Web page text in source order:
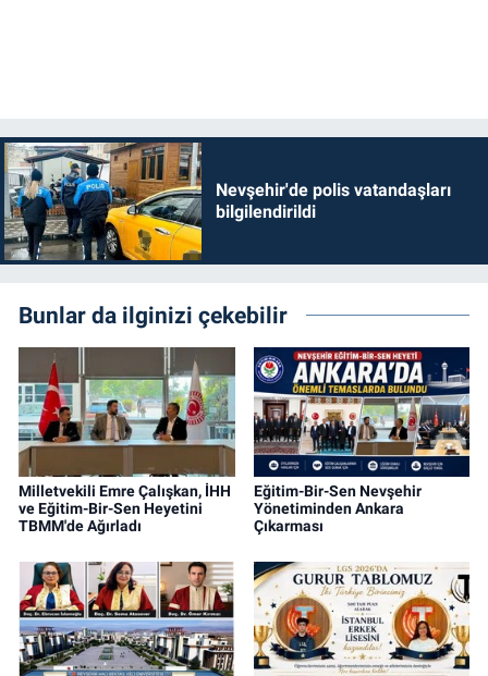
Nevşehir'de polis vatandaşları
bilgilendirildi
Bunlar da ilginizi çekebilir
Milletvekili Emre Çalışkan, İHH
ve Eğitim-Bir-Sen Heyetini
TBMM'de Ağırladı
Eğitim-Bir-Sen Nevşehir
Yönetiminden Ankara
Çıkarması